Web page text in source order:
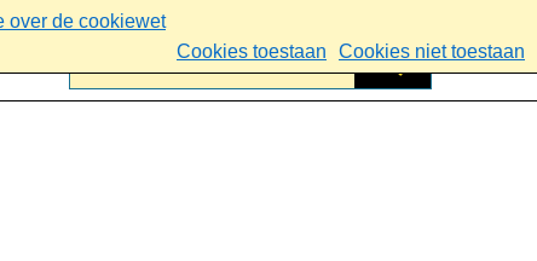
over de cookiewet
Cookies toestaan
Cookies niet toestaan